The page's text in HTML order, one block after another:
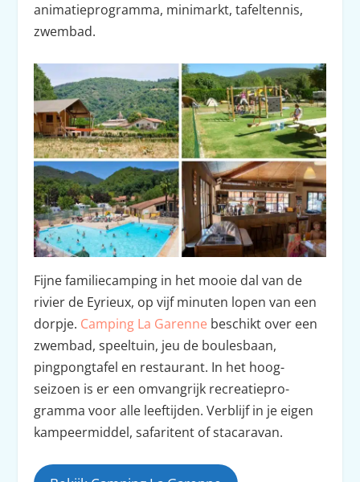
animatieprogramma, minimarkt, tafeltennis,
zwembad.
Fijne familiecamping in het mooie dal van de
rivier de Eyrieux, op vijf minuten lopen van een
dorpje. Camp­ing La Garenne beschikt over een
zwembad, speeltuin, jeu de boulesbaan,
pingpongtafel en restaurant. In het hoog­
seizoen is er een omvan­grijk recreatiepro­
gramma voor alle leefti­j­den. Verblijf in je eigen
kampeermiddel, safaritent of stacaravan.